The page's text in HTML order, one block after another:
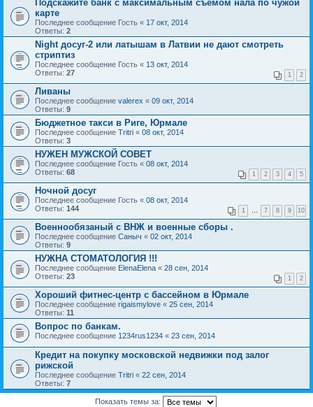
Подскажите банк с максимальным съемом нала по чужой
карте
Последнее сообщение Гость « 17 окт, 2014
Ответы: 2
Night досуг-2 или латышам в Латвии не дают смотреть
стриптиз
Последнее сообщение Гость « 13 окт, 2014
Ответы: 27 1 2
Ливаны
Последнее сообщение valerex « 09 окт, 2014
Ответы: 9
Бюджетное такси в Риге, Юрмале
Последнее сообщение Tritri « 08 окт, 2014
Ответы: 3
НУЖЕН МУЖСКОЙ СОВЕТ
Последнее сообщение Гость « 08 окт, 2014
Ответы: 68 1 2 3 4 5
Ночной досуг
Последнее сообщение Гость « 08 окт, 2014
Ответы: 144 1 … 7 8 9 10
Военнообязаный с ВНЖ и военные сборы .
Последнее сообщение Саныч « 02 окт, 2014
Ответы: 9
НУЖНА СТОМАТОЛОГИЯ !!!
Последнее сообщение ElenaElena « 28 сен, 2014
Ответы: 23 1 2
Хороший фитнес-центр с бассейном в Юрмале
Последнее сообщение rigaismylove « 25 сен, 2014
Ответы: 11
Вопрос по банкам.
Последнее сообщение 1234rus1234 « 23 сен, 2014
Кредит на покупку московской недвижки под залог
рижской
Последнее сообщение Tritri « 22 сен, 2014
Ответы: 7
Показать темы за: